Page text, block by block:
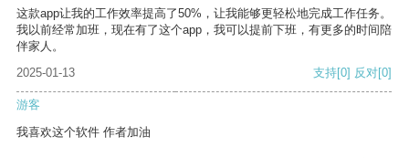
这款app让我的工作效率提高了50%，让我能够更轻松地完成工作任务。
我以前经常加班，现在有了这个app，我可以提前下班，有更多的时间陪
伴家人。
2025-01-13
支持[0] 反对[0]
游客
我喜欢这个软件 作者加油